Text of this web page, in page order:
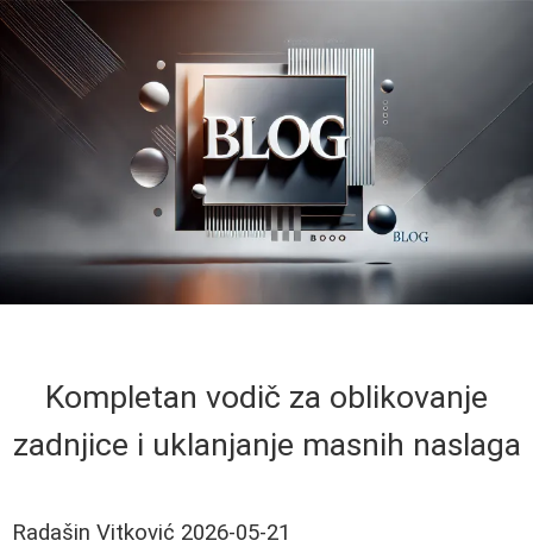
Kompletan vodič za oblikovanje
zadnjice i uklanjanje masnih naslaga
Radašin Vitković 2026-05-21